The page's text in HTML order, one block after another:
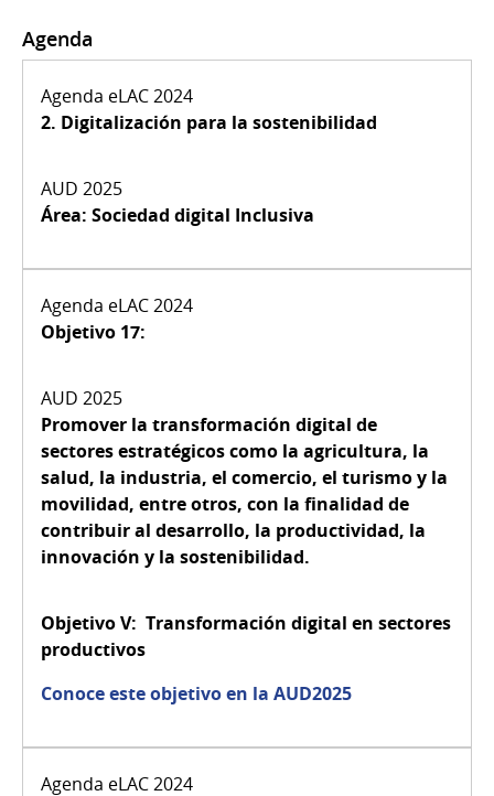
Agenda
2. Digitalización para la sostenibilidad
Área: Sociedad digital Inclusiva
Objetivo 17:
Promover la transformación digital de
sectores estratégicos como la agricultura, la
salud, la industria, el comercio, el turismo y la
movilidad, entre otros, con la finalidad de
contribuir al desarrollo, la productividad, la
innovación y la sostenibilidad.
Objetivo V: Transformación digital en sectores
productivos
Conoce este objetivo en la AUD2025